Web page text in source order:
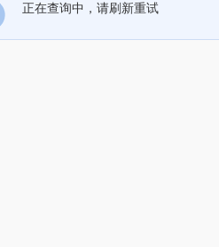
正在查询中，请刷新重试